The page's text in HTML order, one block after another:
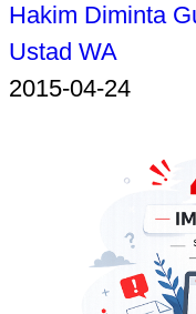
Hakim Diminta
Ustad WA
2015-04-24